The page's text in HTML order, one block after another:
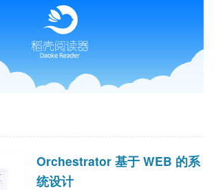
Orchestrator 基于 WEB 的系
统设计